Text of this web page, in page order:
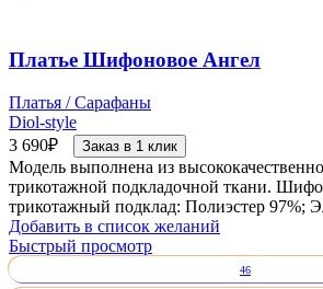
Платье Шифоновое Ангел
Платья / Сарафаны
Diol-style
3 690₽ Заказ в 1 клик
Модель выполнена из
трикотажной подкладочной ткани.
трикотажный подклад: Полиэстер 97%;
Добавить в список желаний
Быстрый просмотр
46